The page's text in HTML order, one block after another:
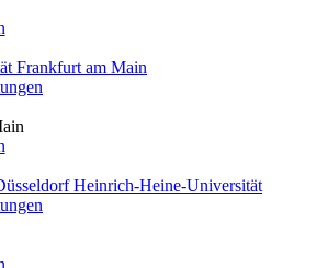
Frankfurt am Main
Heinrich-Heine-Universität